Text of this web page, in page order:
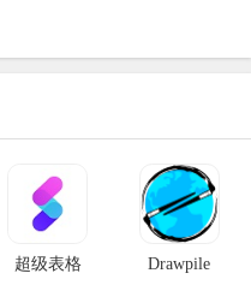
超级表格 Drawpile